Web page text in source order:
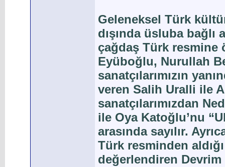
Geleneksel Türk
dışında üsluba bağlı
çağdaş Türk resmine
Eyüboğlu, Nurullah
sanatçılarımızın
veren Salih Uralli ile
sanatçılarımızdan
ile Oya Katoğlu’nu
arasında sayılır.
Türk resminden
değerlendiren